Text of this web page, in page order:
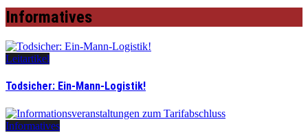
Informatives
Leitartikel
Todsicher: Ein-Mann-Logistik!
Informatives